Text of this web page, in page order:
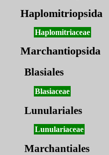
Haplomitriopsida
Haplomitriaceae
Marchantiopsida
Blasiales
Blasiaceae
Lunulariales
Lunulariaceae
Marchantiales